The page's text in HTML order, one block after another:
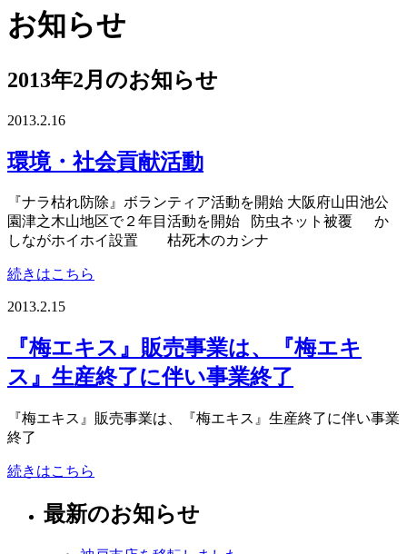
お知らせ
2013年2月のお知らせ
2013.2.16
環境・社会貢献活動
『ナラ枯れ防除』ボランティア活動を開始 大阪府山田池公
園津之木山地区で２年目活動を開始 防虫ネット被覆 か
しながホイホイ設置 枯死木のカシナ
続きはこちら
2013.2.15
『梅エキス』販売事業は、『梅エキ
ス』生産終了に伴い事業終了
『梅エキス』販売事業は、『梅エキス』生産終了に伴い事業
終了
続きはこちら
最新のお知らせ